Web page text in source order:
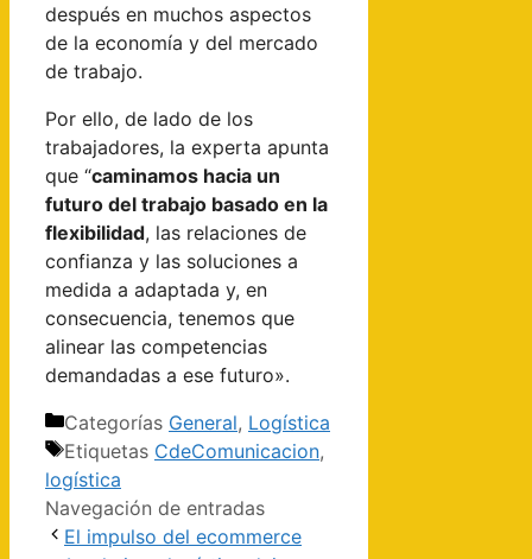
después en muchos aspectos
de la economía y del mercado
de trabajo.
Por ello, de lado de los
trabajadores, la experta apunta
que “caminamos hacia un
futuro del trabajo basado en la
flexibilidad, las relaciones de
confianza y las soluciones a
medida a adaptada y, en
consecuencia, tenemos que
alinear las competencias
demandadas a ese futuro».
Categorías General, Logística
Etiquetas CdeComunicacion,
logística
Navegación de entradas
El impulso del ecommerce